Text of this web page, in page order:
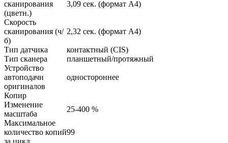
сканирования
(цветн.)
3,09 сек. (формат A4)
Скорость
сканирования (ч/
б)
2,32 сек. (формат A4)
Тип датчика
контактный (CIS)
Тип сканера
планшетный/протяжный
Устройство
автоподачи
оригиналов
одностороннее
Копир
Изменение
масштаба
25-400 %
Максимальное
количество копий
за цикл
99